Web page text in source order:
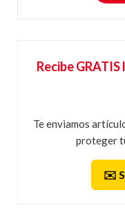
Recibe
Te enviamos
proteger
✉️